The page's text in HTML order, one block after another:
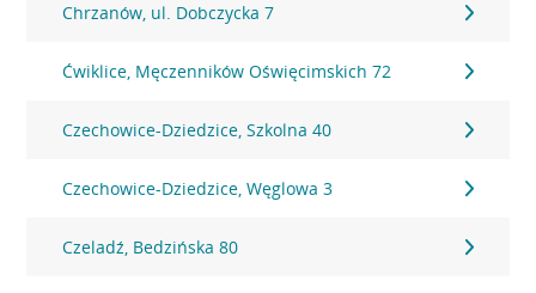
Chrzanów, ul. Dobczycka 7
Ćwiklice, Męczenników Oświęcimskich 72
Czechowice-Dziedzice, Szkolna 40
Czechowice-Dziedzice, Węglowa 3
Czeladź, Bedzińska 80